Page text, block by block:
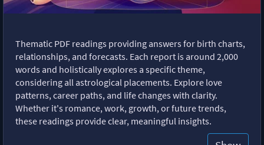
Thematic PDF readings providing answers for birth charts,
relationships, and forecasts. Each report is around 2,000
words and holistically explores a specific theme,
considering all astrological placements. Explore love
patterns, career paths, and life changes with clarity.
Whether it's romance, work, growth, or future trends,
these readings provide clear, meaningful insights.